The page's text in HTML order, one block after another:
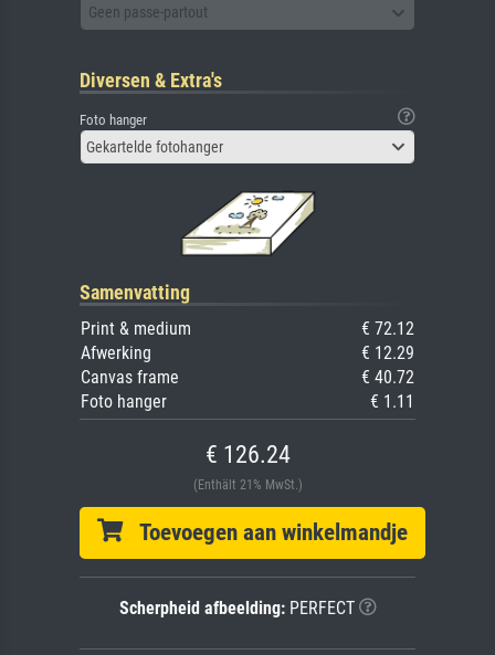
Geen passe-partout
Diversen & Extra's
Foto hanger
Gekartelde fotohanger
Samenvatting
Print & medium
€ 72.12
Afwerking
€ 12.29
Canvas frame
€ 40.72
Foto hanger
€ 1.11
€ 126.24
(Enthält 21% MwSt.)
Toevoegen aan winkelmandje
Scherpheid afbeelding:PERFECT